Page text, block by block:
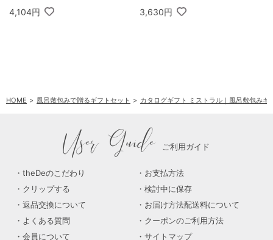
4,104円 3,630円
HOME 風呂敷包みで贈るギフトセット カタログギフト ミストラル｜風呂敷包みギ
User Guide ご利用ガイド
theDeのこだわり
お支払方法
クリップする
検討中に保存
返品交換について
お届け方法配送料について
よくある質問
クーポンのご利用方法
会員について
サイトマップ